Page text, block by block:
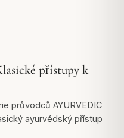
přístupy k
průvodců AYURVEDIC
ayurvédský přístup